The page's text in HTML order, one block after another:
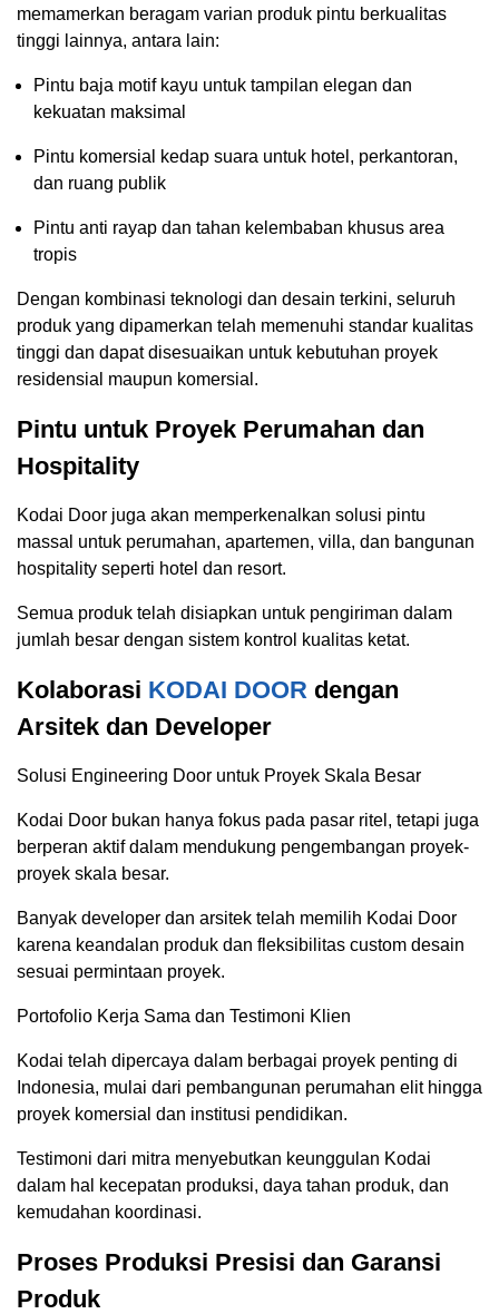
memamerkan beragam varian produk pintu berkualitas
tinggi lainnya, antara lain:
Pintu baja motif kayu untuk tampilan elegan dan
kekuatan maksimal
Pintu komersial kedap suara untuk hotel, perkantoran,
dan ruang publik
Pintu anti rayap dan tahan kelembaban khusus area
tropis
Dengan kombinasi teknologi dan desain terkini, seluruh
produk yang dipamerkan telah memenuhi standar kualitas
tinggi dan dapat disesuaikan untuk kebutuhan proyek
residensial maupun komersial.
Pintu untuk Proyek Perumahan dan
Hospitality
Kodai Door juga akan memperkenalkan solusi pintu
massal untuk perumahan, apartemen, villa, dan bangunan
hospitality seperti hotel dan resort.
Semua produk telah disiapkan untuk pengiriman dalam
jumlah besar dengan sistem kontrol kualitas ketat.
Kolaborasi KODAI DOOR dengan
Arsitek dan Developer
Solusi Engineering Door untuk Proyek Skala Besar
Kodai Door bukan hanya fokus pada pasar ritel, tetapi juga
berperan aktif dalam mendukung pengembangan proyek-
proyek skala besar.
Banyak developer dan arsitek telah memilih Kodai Door
karena keandalan produk dan fleksibilitas custom desain
sesuai permintaan proyek.
Portofolio Kerja Sama dan Testimoni Klien
Kodai telah dipercaya dalam berbagai proyek penting di
Indonesia, mulai dari pembangunan perumahan elit hingga
proyek komersial dan institusi pendidikan.
Testimoni dari mitra menyebutkan keunggulan Kodai
dalam hal kecepatan produksi, daya tahan produk, dan
kemudahan koordinasi.
Proses Produksi Presisi dan Garansi
Produk